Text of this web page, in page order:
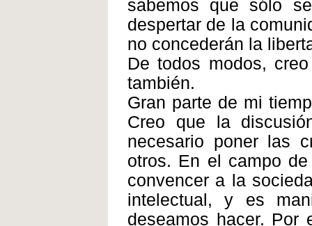
sabemos que sólo
despertar de la
no concederán la
De todos modos,
también.
Gran parte de mi
Creo que la
necesario poner las
otros. En el campo
convencer a la
intelectual, y es
deseamos hacer.